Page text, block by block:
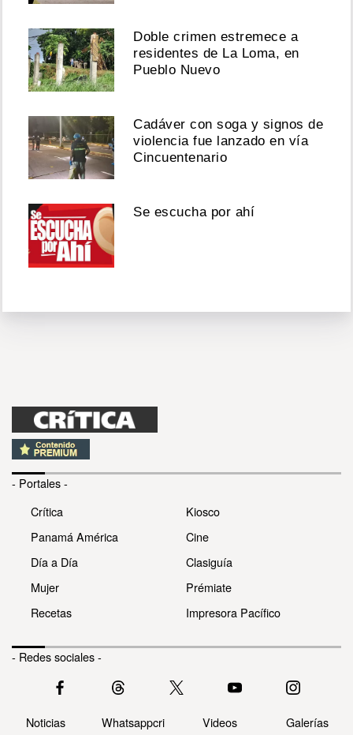
Doble crimen estremece a
residentes de La Loma, en
Pueblo Nuevo
Cadáver con soga y signos de
violencia fue lanzado en vía
Cincuentenario
Se escucha por ahí
- Portales -
Crítica
Panamá América
Día a Día
Mujer
Recetas
Kiosco
Cine
Clasiguía
Prémiate
Impresora Pacífico
- Redes sociales -
Noticias Whatsappcri Videos Galerías